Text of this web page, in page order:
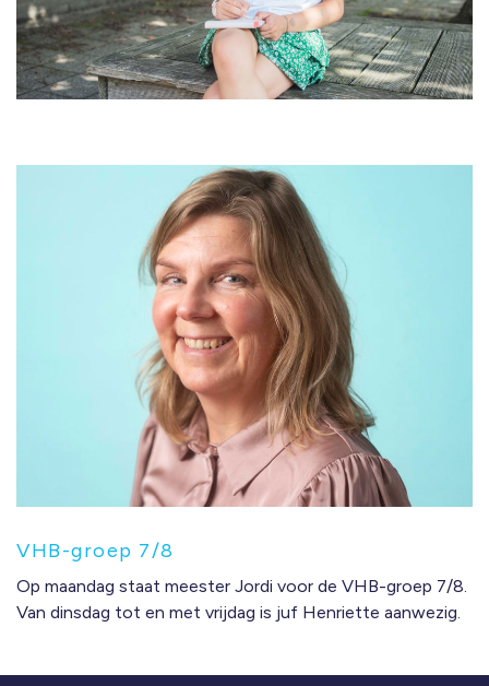
VHB-groep 7/8
Op maandag staat meester Jordi voor de VHB-groep 7/8.
Van dinsdag tot en met vrijdag is juf Henriette aanwezig.